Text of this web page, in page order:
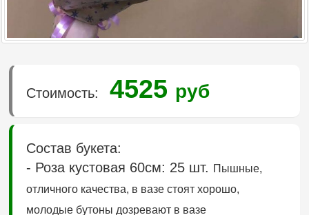
Стоимость: 4525 руб
Состав букета:
- Роза кустовая 60см: 25 шт. Пышные,
отличного качества, в вазе стоят хорошо,
молодые бутоны дозревают в вазе